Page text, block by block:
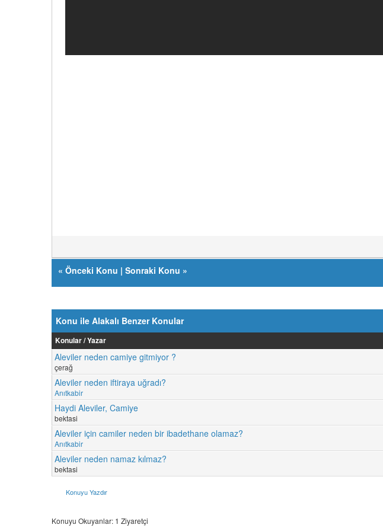
« Önceki Konu | Sonraki Konu »
Konu ile Alakalı Benzer Konular
Konular / Yazar
Aleviler neden camiye gitmiyor ?
çerağ
Aleviler neden iftiraya uğradı?
Anıtkabir
Haydi Aleviler, Camiye
bektasi
Aleviler için camiler neden bir ibadethane olamaz?
Anıtkabir
Aleviler neden namaz kılmaz?
bektasi
Konuyu Yazdır
Konuyu Okuyanlar: 1 Ziyaretçi